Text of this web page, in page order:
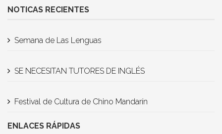
NOTICAS RECIENTES
Semana de Las Lenguas
SE NECESITAN TUTORES DE INGLÉS
Festival de Cultura de Chino Mandarín
ENLACES RÁPIDAS